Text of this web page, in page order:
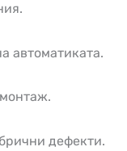
автоматиката.
дефекти.